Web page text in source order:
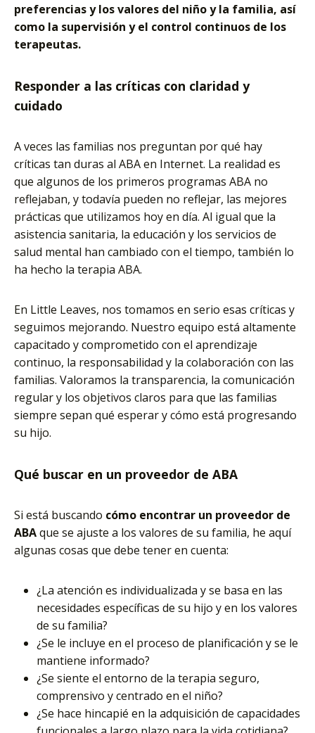
preferencias y los valores del niño y la familia, así
como la supervisión y el control continuos de los
terapeutas.
Responder a las críticas con claridad y
cuidado
A veces las familias nos preguntan por qué hay
críticas tan duras al ABA en Internet. La realidad es
que algunos de los primeros programas ABA no
reflejaban, y todavía pueden no reflejar, las mejores
prácticas que utilizamos hoy en día. Al igual que la
asistencia sanitaria, la educación y los servicios de
salud mental han cambiado con el tiempo, también lo
ha hecho la terapia ABA.
En Little Leaves, nos tomamos en serio esas críticas y
seguimos mejorando. Nuestro equipo está altamente
capacitado y comprometido con el aprendizaje
continuo, la responsabilidad y la colaboración con las
familias. Valoramos la transparencia, la comunicación
regular y los objetivos claros para que las familias
siempre sepan qué esperar y cómo está progresando
su hijo.
Qué buscar en un proveedor de ABA
Si está buscando cómo encontrar un proveedor de
ABAque se ajuste a los valores de su familia, he aquí
algunas cosas que debe tener en cuenta:
¿La atención es individualizada y se basa en las
necesidades específicas de su hijo y en los valores
de su familia?
¿Se le incluye en el proceso de planificación y se le
mantiene informado?
¿Se siente el entorno de la terapia seguro,
comprensivo y centrado en el niño?
¿Se hace hincapié en la adquisición de capacidades